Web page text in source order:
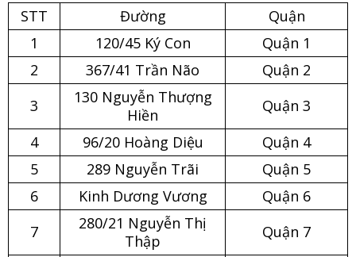
STT
Đường
Quận
1
120/45 Ký Con
Quận 1
2
367/41 Trần Não
Quận 2
3
130 Nguyễn Thượng
Hiền
Quận 3
4
96/20 Hoàng Diệu
Quận 4
5
289 Nguyễn Trãi
Quận 5
6
Kinh Dương Vương
Quận 6
7
280/21 Nguyễn Thị
Thập
Quận 7